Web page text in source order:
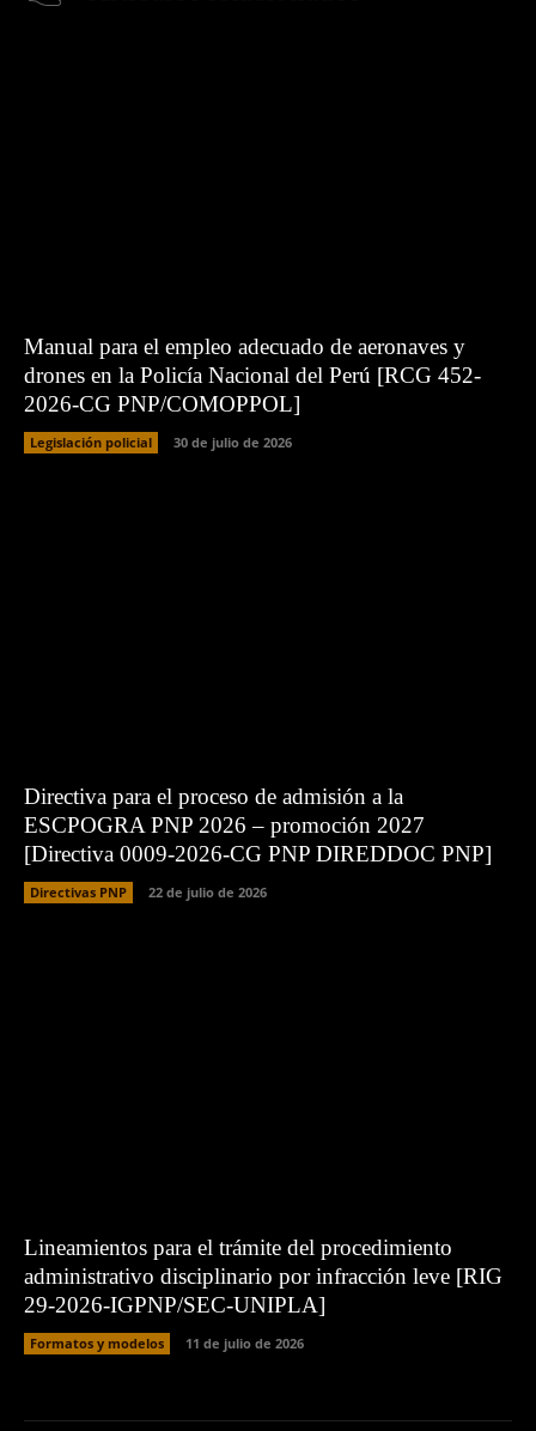
Manual para el empleo adecuado de aeronaves y
drones en la Policía Nacional del Perú [RCG 452-
2026-CG PNP/COMOPPOL]
Legislación policial 30 de julio de 2026
Directiva para el proceso de admisión a la
ESCPOGRA PNP 2026 – promoción 2027
[Directiva 0009-2026-CG PNP DIREDDOC PNP]
Directivas PNP 22 de julio de 2026
Lineamientos para el trámite del procedimiento
administrativo disciplinario por infracción leve [RIG
29-2026-IGPNP/SEC-UNIPLA]
Formatos y modelos 11 de julio de 2026